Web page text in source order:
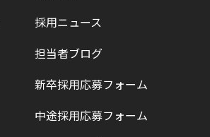
採用ニュース
担当者ブログ
新卒採用応募フォーム
中途採用応募フォーム